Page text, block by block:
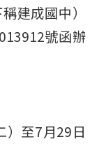
建成國中）
號函辦
）至7月29日